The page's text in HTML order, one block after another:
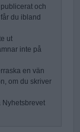
och
du ibland
ut
inte på
en vän
om du skriver
Nyhetsbrevet